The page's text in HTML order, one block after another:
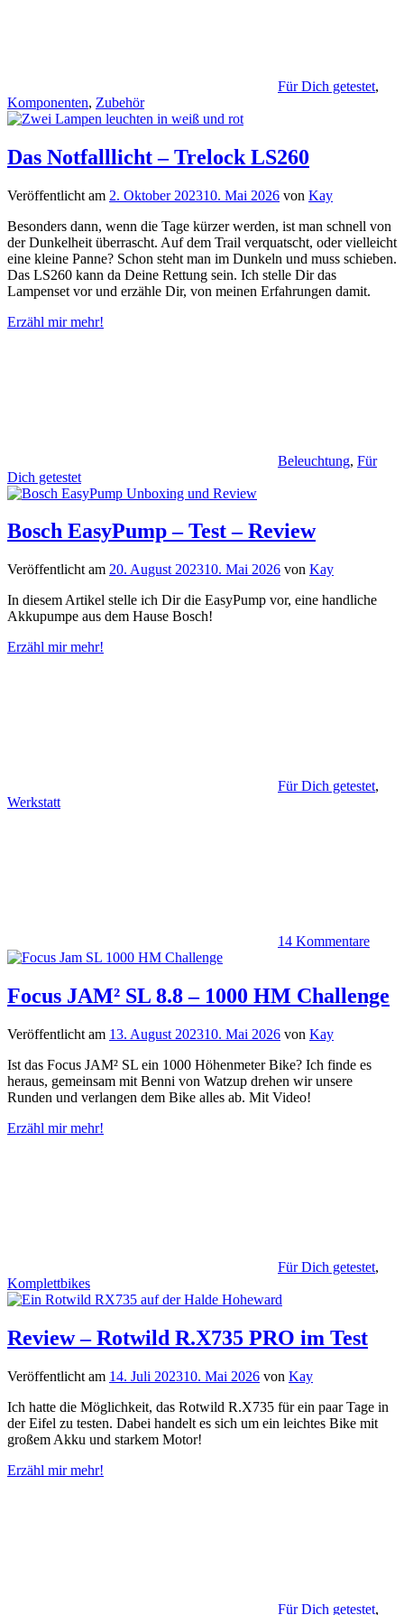
Für Dich getestet,
Komponenten, Zubehör
Das Notfalllicht – Trelock LS260
Veröffentlicht am 2. Oktober 202310. Mai 2026 von Kay
Besonders dann, wenn die Tage kürzer werden, ist man schnell von
der Dunkelheit überrascht. Auf dem Trail verquatscht, oder vielleicht
eine kleine Panne? Schon steht man im Dunkeln und muss schieben.
Das LS260 kann da Deine Rettung sein. Ich stelle Dir das
Lampenset vor und erzähle Dir, von meinen Erfahrungen damit.
Erzähl mir mehr!
Beleuchtung, Für
Dich getestet
Bosch EasyPump – Test – Review
Veröffentlicht am 20. August 202310. Mai 2026 von Kay
In diesem Artikel stelle ich Dir die EasyPump vor, eine handliche
Akkupumpe aus dem Hause Bosch!
Erzähl mir mehr!
Für Dich getestet,
Werkstatt
14 Kommentare
Focus JAM² SL 8.8 – 1000 HM Challenge
Veröffentlicht am 13. August 202310. Mai 2026 von Kay
Ist das Focus JAM² SL ein 1000 Höhenmeter Bike? Ich finde es
heraus, gemeinsam mit Benni von Watzup drehen wir unsere
Runden und verlangen dem Bike alles ab. Mit Video!
Erzähl mir mehr!
Für Dich getestet,
Komplettbikes
Review – Rotwild R.X735 PRO im Test
Veröffentlicht am 14. Juli 202310. Mai 2026 von Kay
Ich hatte die Möglichkeit, das Rotwild R.X735 für ein paar Tage in
der Eifel zu testen. Dabei handelt es sich um ein leichtes Bike mit
großem Akku und starkem Motor!
Erzähl mir mehr!
Für Dich getestet,